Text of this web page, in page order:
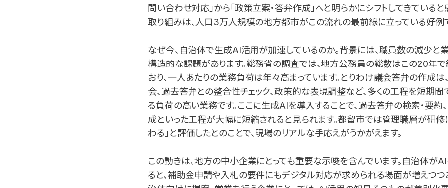
問い合わせ対応」から「政策立案・答弁作成」へと明らかにシフトしてきていると
取り組みは、人口3万人規模の地方都市がこの流れの最前線に立っている好例
なぜ今、自治体で生成AI活用が加速しているのか。背景には、職員数の減少と
構造的な課題があります。総務省の調査では、地方公務員の総数はこの20年
おり、一人あたりの業務負荷は年々高まっています。とりわけ議会答弁の作成は
会、過去答弁との整合性チェック、政策的な表現調整など、多くの工程を短期
る負荷の高い業務です。ここに生成AIを導入することで、過去答弁の検索・要約
成といった工程が大幅に短縮されると見られます。都留市では管理職層が研修
わる」と評価したとのことで、現場のリアルな手応えがうかがえます。
この動きは、地方の中小企業にとっても重要な示唆を含んでいます。自治体が
ると、補助金申請や入札の要件にもデジタル対応が求められる場面が増えつつあ